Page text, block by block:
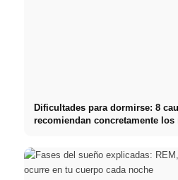
Dificultades para dormirse: 8
recomiendan concretamente los